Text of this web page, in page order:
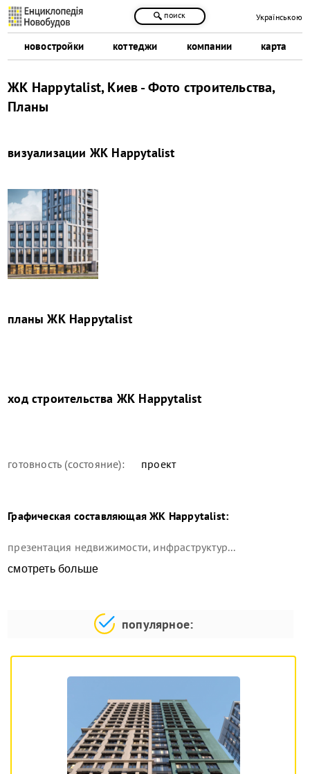
новостройки коттеджи компании карта
поиск Українською
ЖК Happytalist, Киев - Фото строительства,
Планы
визуализации ЖК Happytalist
планыЖК Happytalist
ход строительства ЖК Happytalist
готовность (состояние): проект
Графическая составляющая ЖК Happytalist:
презентация недвижимости, инфраструктур...
смотреть больше
популярное: